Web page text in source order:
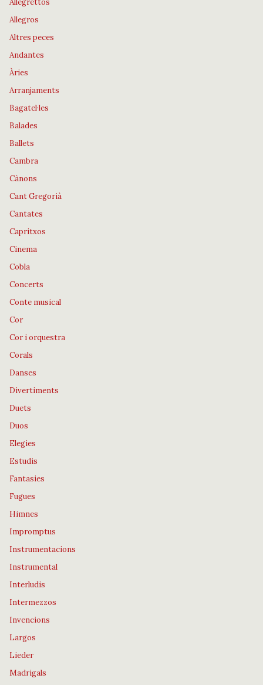
Allegrettos
Allegros
Altres peces
Andantes
Àries
Arranjaments
Bagatel·les
Balades
Ballets
Cambra
Cànons
Cant Gregorià
Cantates
Capritxos
Cinema
Cobla
Concerts
Conte musical
Cor
Cor i orquestra
Corals
Danses
Divertiments
Duets
Duos
Elegies
Estudis
Fantasies
Fugues
Himnes
Impromptus
Instrumentacions
Instrumental
Interludis
Intermezzos
Invencions
Largos
Lieder
Madrigals